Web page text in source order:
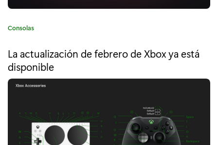
m
S
p
t
l
C
e
g
o
Consolas
La actualización de febrero de Xbox ya está
disponible